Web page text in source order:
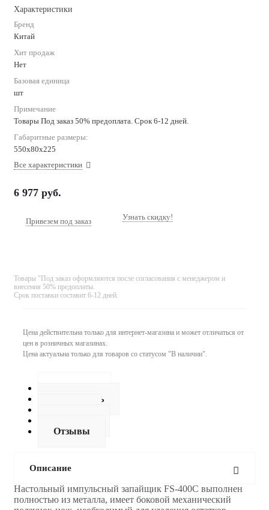
Характеристики
Бренд
Китай
Хит продаж
Нет
Базовая единица
шт
Примечание
Товары Под заказ 50% предоплата. Срок 6-12 дней.
Габаритные размеры:
550х80х225
Все характеристики
6 977 руб.
Привезем под заказ Узнать скидку!
Товары "Под заказ оформляются после согласования с менеджером и
внесения 50% предоплаты.
Срок поставки составит 6-12 дней.
Цена действительна только для интернет-магазина и может отличаться от
цен в розничных магазинах.
Цена актуальна только для товаров со статусом "В наличии".
Как купить
Отзывы
Описание
Настольный импульсный запайщик FS-400C выполнен
полностью из металла, имеет боковой механический